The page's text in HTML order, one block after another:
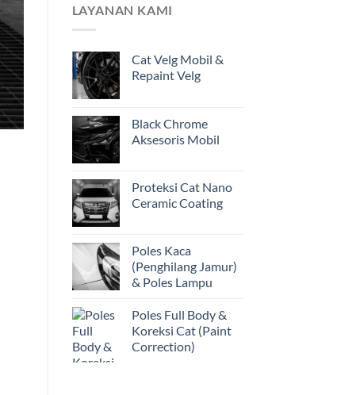
Terbaik?
Kilap
Hujan
(Bebas
LAYANAN KAMI
Cat Velg Mobil &
Repaint Velg
Black Chrome
Aksesoris Mobil
Proteksi Cat Nano
Ceramic Coating
Poles Kaca
(Penghilang Jamur)
& Poles Lampu
Poles Full Body &
Koreksi Cat (Paint
Correction)